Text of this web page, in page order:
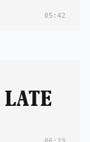
05:42
LATE